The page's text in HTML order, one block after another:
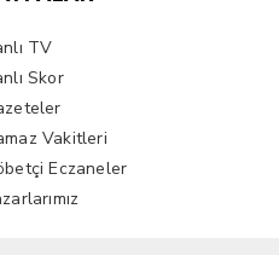
TV
Skor
Vakitleri
Eczaneler